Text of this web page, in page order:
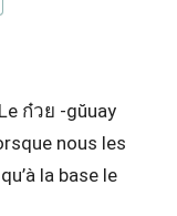
ก๋วย -gŭuay
nous les
la base le